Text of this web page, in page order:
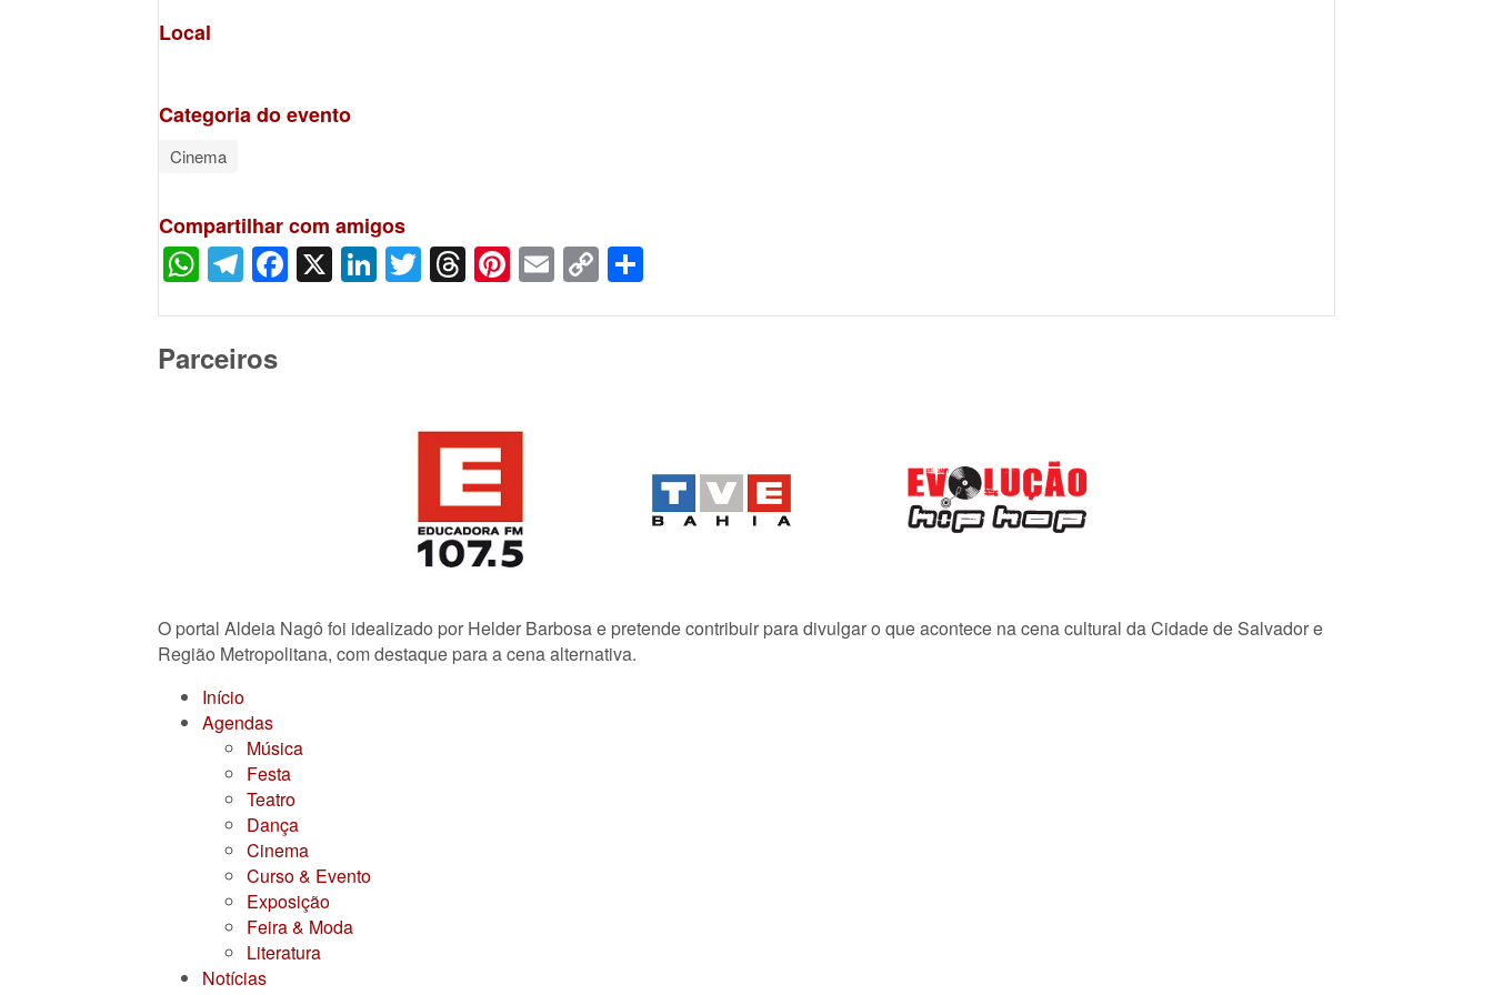
Local
Categoria do evento
Cinema
Compartilhar com amigos
WhatsApp
Telegram
Facebook
X LinkedIn
Twitter
Threads
Pinterest
Email
Copy
Parceiros
O portal Aldeia Nagô foi idealizado por Helder Barbosa e pretende contribuir para divulgar o que acontece na cena cultural da Cidade de Salvador e
Região Metropolitana, com destaque para a cena alternativa.
Início
Agendas
Música
Festa
Teatro
Dança
Cinema
Curso & Evento
Exposição
Feira & Moda
Literatura
Notícias